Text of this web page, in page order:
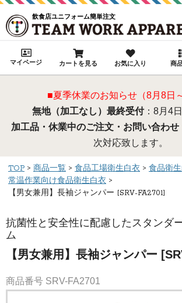
飲食店ユニフォーム簡単注文
マイページ カートを見る お気に入り 商
■夏季休業のお知らせ（8月8日
無地（加工なし）最終受付：8月4
加工品・休業中のご注文・お問い合わせ
次対応致します。
TOP 商品一覧 食品工場衛生白衣
食品衛
常温作業向け食品衛生白衣
【男女兼用】長袖ジャンパー [SRV-FA2701]
抗菌性と安全性に配慮したスタンダ
ム
【男女兼用】長袖ジャンパー
商品番号 SRV-FA2701